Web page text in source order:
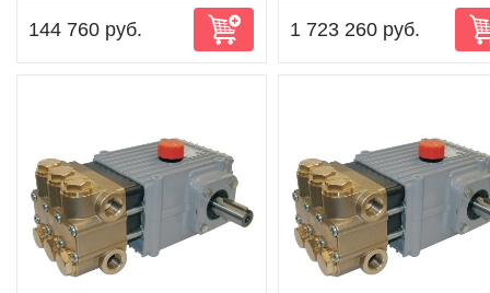
144 760 руб. 1 723 260 руб.